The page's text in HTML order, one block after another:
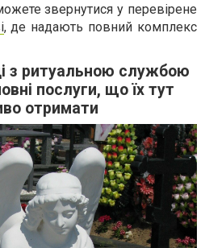
звернутися у перевірене
, де надають повний комплекс
з ритуальною службою
послуги, що їх тут
отримати